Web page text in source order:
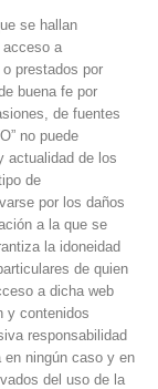
se hallan
acceso a
prestados por
buena fe por
de fuentes
no puede
actualidad de los
de
por los daños
a la que se
la idoneidad
de quien
a dicha web
y contenidos
responsabilidad
en ningún caso y en
del uso de la